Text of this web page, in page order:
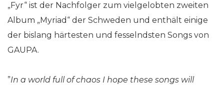
„Fyr“ ist der Nachfolger zum vielgelobten zweiten
Album „Myriad“ der Schweden und enthält einige
der bislang härtesten und fesselndsten Songs von
GAUPA.
”In a world full of chaos I hope these songs will